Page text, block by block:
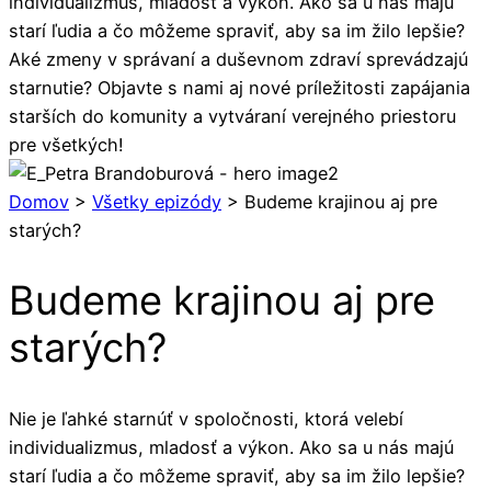
starí ľudia a čo môžeme spraviť, aby sa im žilo lepšie?
Aké zmeny v správaní a duševnom zdraví sprevádzajú
starnutie? Objavte s nami aj nové príležitosti zapájania
starších do komunity a vytváraní verejného priestoru
pre všetkých!
Domov > Všetky epizódy > Budeme krajinou aj pre
starých?
Budeme krajinou aj pre
starých?
Nie je ľahké starnúť v spoločnosti, ktorá velebí
individualizmus, mladosť a výkon. Ako sa u nás majú
starí ľudia a čo môžeme spraviť, aby sa im žilo lepšie?